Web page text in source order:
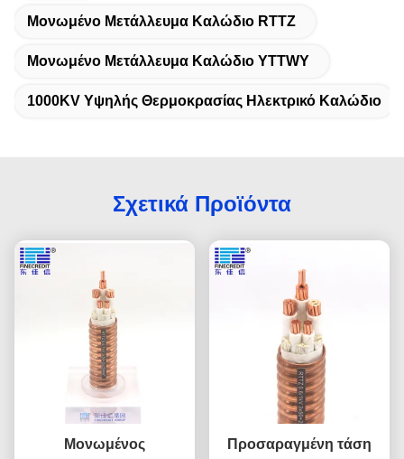
Μονωμένο Μετάλλευμα Καλώδιο RTTZ
Μονωμένο Μετάλλευμα Καλώδιο YTTWY
1000KV Υψηλής Θερμοκρασίας Ηλεκτρικό Καλώδιο
Σχετικά Προϊόντα
Μονωμένος
Προσαραγμένη τάση